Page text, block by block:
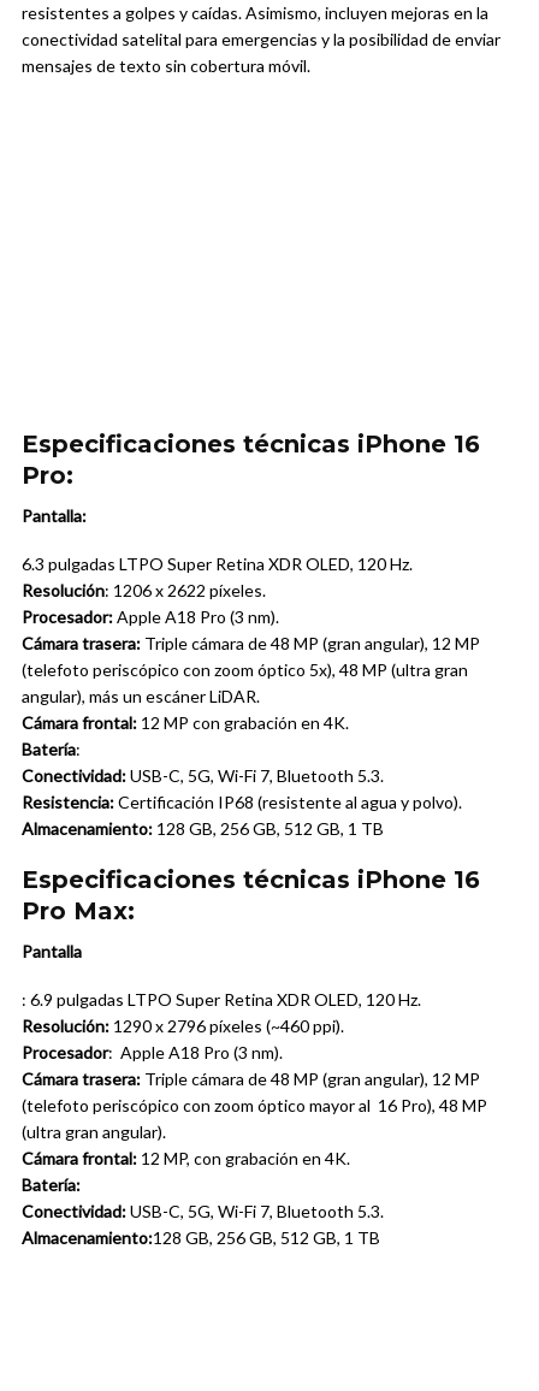
resistentes a golpes y caídas. Asimismo, incluyen mejoras en la
conectividad satelital para emergencias y la posibilidad de enviar
mensajes de texto sin cobertura móvil.
Especificaciones técnicas iPhone 16
Pro:
Pantalla:
6.3 pulgadas LTPO Super Retina XDR OLED, 120 Hz.
Resolución: 1206 x 2622 píxeles.
Procesador:Apple A18 Pro (3 nm).
Cámara trasera: Triple cámara de 48 MP (gran angular), 12 MP
(telefoto periscópico con zoom óptico 5x), 48 MP (ultra gran
angular), más un escáner LiDAR.
Cámara frontal: 12 MP con grabación en 4K.
Batería:
Conectividad:USB-C, 5G, Wi-Fi 7, Bluetooth 5.3.
Resistencia:Certificación IP68 (resistente al agua y polvo).
Almacenamiento: 128 GB, 256 GB, 512 GB, 1 TB
Especificaciones técnicas iPhone 16
Pro Max:
Pantalla
: 6.9 pulgadas LTPO Super Retina XDR OLED, 120 Hz.
Resolución: 1290 x 2796 píxeles (~460 ppi).
Procesador: Apple A18 Pro (3 nm).
Cámara trasera: Triple cámara de 48 MP (gran angular), 12 MP
(telefoto periscópico con zoom óptico mayor al 16 Pro), 48 MP
(ultra gran angular).
Cámara frontal: 12 MP, con grabación en 4K.
Batería:
Conectividad:USB-C, 5G, Wi-Fi 7, Bluetooth 5.3.
Almacenamiento:128 GB, 256 GB, 512 GB, 1 TB